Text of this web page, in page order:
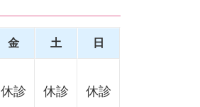
金 土 日
休診
休診
休診